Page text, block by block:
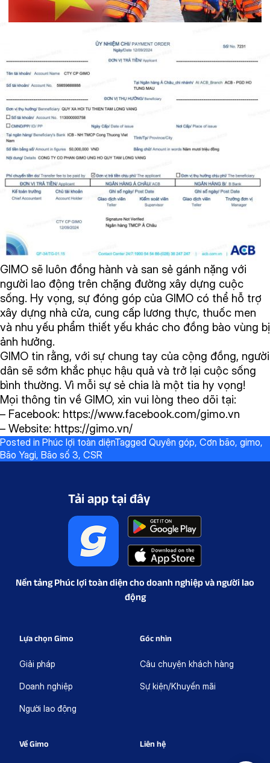
GIMO sẽ luôn đồng hành và san sẻ gánh nặng với
người lao động trên chặng đường xây dựng cuộc
sống. Hy vọng, sự đóng góp của GIMO có thể hỗ trợ
xây dựng nhà cửa, cung cấp lương thực, thuốc men
và nhu yếu phẩm thiết yếu khác cho đồng bào vùng bị
ảnh hưởng.
GIMO tin rằng, với sự chung tay của cộng đồng, người
dân sẽ sớm khắc phục hậu quả và trở lại cuộc sống
bình thường. Vì mỗi sự sẻ chia là một tia hy vọng!
Mọi thông tin về GIMO, xin vui lòng theo dõi tại:
– Facebook: https://www.facebook.com/gimo.vn
– Website: https://gimo.vn/
Posted in Phúc lợi toàn diệnTagged Quyên góp, Cơn bão, gimo,
Bão Yagi, Bão số 3, CSR
Tải app tại đây
Nền tảng Phúc lợi toàn diện cho doanh nghiệp và người lao
động
Lựa chọn Gimo
Giải pháp
Doanh nghiệp
Người lao động
Góc nhìn
Câu chuyện khách hàng
Sự kiện/Khuyến mãi
Về Gimo Liên hệ